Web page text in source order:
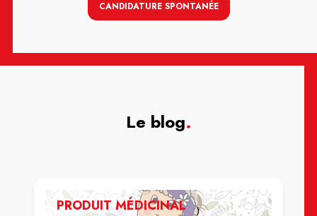
CANDIDATURE SPONTANÉE
Le blog.
PRODUIT MÉDICINAL